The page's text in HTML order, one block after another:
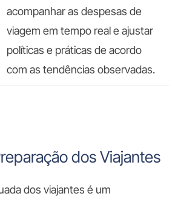
acompanhar as despesas de
viagem em tempo real e ajustar
políticas e práticas de acordo
com as tendências observadas.
dos Viajantes
dos viajantes é um